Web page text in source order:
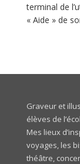
terminal de
« Aide » de
Graveur et
élèves de
Mes lieux
voyages, les
théâtre,